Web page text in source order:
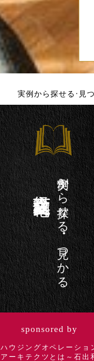
実例から探せる・見
実例から探せる・見つかる
高級注文住宅百科
sponsored by
ハウジングオペレーショ
アーキテクツとは～石出